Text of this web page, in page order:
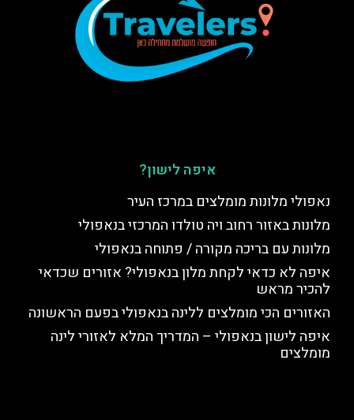
איפה לישון?
נאפולי מלונות מומלצים במרכז העיר
מלונות באזור רחוב ויה טולדו המרכזי בנאפולי
מלונות עם בריכה מקורה / פתוחה בנאפולי
איפה לא כדאי לקחת מלון בנאפולי? אזורים שכדאי
להכיר מראש
האזורים הכי מומלצים ללינה בנאפולי בפעם הראשונה
איפה לישון בנאפולי – המדריך המלא לאזורי לינה
מומלצים